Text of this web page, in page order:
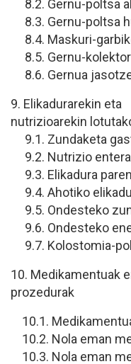
8.2. Gernu-poltsa
8.3. Gernu-poltsa
8.4. Maskuri-
8.5. Gernu-
8.6. Gernua
9. Elikadurarekin eta
nutrizioarekin
9.1. Zundaketa
9.2. Nutrizio
9.3. Elikadura
9.4. Ahotiko
9.5. Ondesteko
9.6. Ondesteko
9.7. Kolostomia-
10. Medikamentuak
prozedurak
10.1.
10.2. Nola eman
10.3. Nola eman